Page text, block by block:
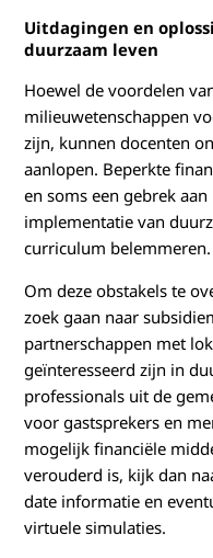
Uitdagingen en
duurzaam leven
Hoewel de voordelen
milieuwetenschappen
zijn, kunnen docenten
aanlopen. Beperkte
en soms een gebrek
implementatie van
curriculum belemmeren.
Om deze obstakels te
zoek gaan naar
partnerschappen met
geïnteresseerd zijn in
professionals uit de
voor gastsprekers en
mogelijk financiële
verouderd is, kijk dan
date informatie en
virtuele simulaties.